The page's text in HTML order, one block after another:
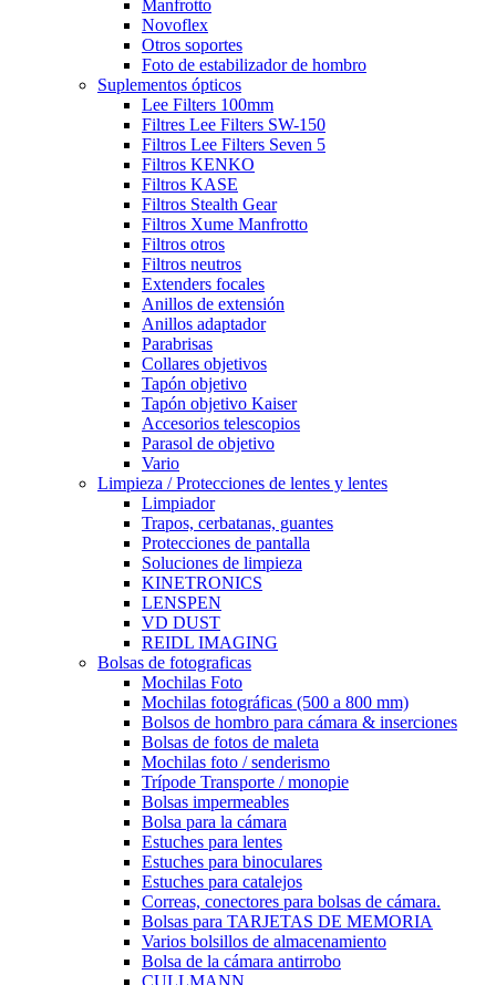
Manfrotto
Novoflex
Otros soportes
Foto de estabilizador de hombro
Suplementos ópticos
Lee Filters 100mm
Filtres Lee Filters SW-150
Filtros Lee Filters Seven 5
Filtros KENKO
Filtros KASE
Filtros Stealth Gear
Filtros Xume Manfrotto
Filtros otros
Filtros neutros
Extenders focales
Anillos de extensión
Anillos adaptador
Parabrisas
Collares objetivos
Tapón objetivo
Tapón objetivo Kaiser
Accesorios telescopios
Parasol de objetivo
Vario
Limpieza / Protecciones de lentes y lentes
Limpiador
Trapos, cerbatanas, guantes
Protecciones de pantalla
Soluciones de limpieza
KINETRONICS
LENSPEN
VD DUST
REIDL IMAGING
Bolsas de fotograficas
Mochilas Foto
Mochilas fotográficas (500 a 800 mm)
Bolsos de hombro para cámara & inserciones
Bolsas de fotos de maleta
Mochilas foto / senderismo
Trípode Transporte / monopie
Bolsas impermeables
Bolsa para la cámara
Estuches para lentes
Estuches para binoculares
Estuches para catalejos
Correas, conectores para bolsas de cámara.
Bolsas para TARJETAS DE MEMORIA
Varios bolsillos de almacenamiento
Bolsa de la cámara antirrobo
CULLMANN